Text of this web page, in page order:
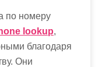
по номеру
lookup,
благодаря
Они